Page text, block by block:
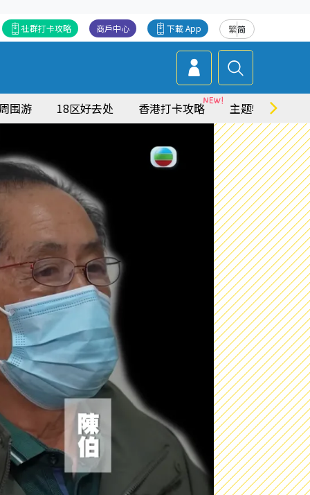
繁简
下載 App
商戶中心
社群打卡攻略
围游 18区好去处 香港打卡攻略 主题特集